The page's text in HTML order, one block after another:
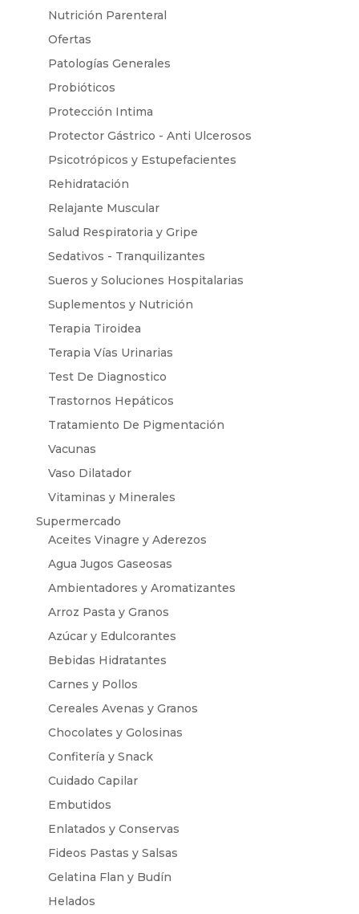
Nutrición Parenteral
Ofertas
Patologías Generales
Probióticos
Protección Intima
Protector Gástrico - Anti Ulcerosos
Psicotrópicos y Estupefacientes
Rehidratación
Relajante Muscular
Salud Respiratoria y Gripe
Sedativos - Tranquilizantes
Sueros y Soluciones Hospitalarias
Suplementos y Nutrición
Terapia Tiroidea
Terapia Vías Urinarias
Test De Diagnostico
Trastornos Hepáticos
Tratamiento De Pigmentación
Vacunas
Vaso Dilatador
Vitaminas y Minerales
Supermercado
Aceites Vinagre y Aderezos
Agua Jugos Gaseosas
Ambientadores y Aromatizantes
Arroz Pasta y Granos
Azúcar y Edulcorantes
Bebidas Hidratantes
Carnes y Pollos
Cereales Avenas y Granos
Chocolates y Golosinas
Confitería y Snack
Cuidado Capilar
Embutidos
Enlatados y Conservas
Fideos Pastas y Salsas
Gelatina Flan y Budín
Helados